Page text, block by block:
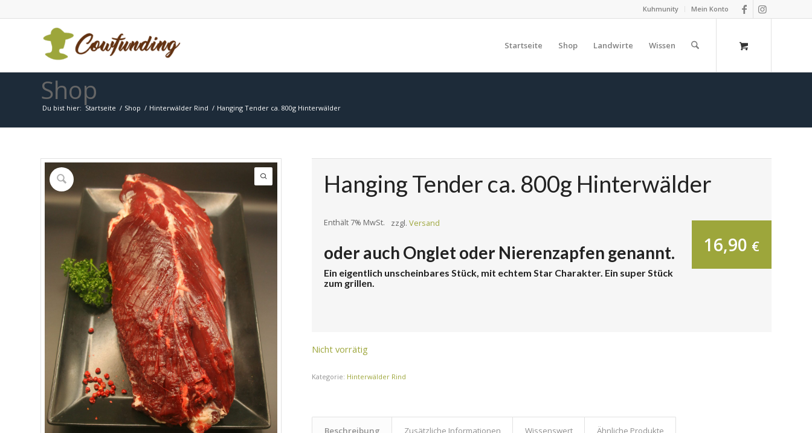
Kuhmunity Mein Konto
Startseite Shop Landwirte Wissen
Shop
Du bist hier: Startseite / Shop / Hinterwälder Rind / Hanging Tender ca. 800g Hinterwälder
Hanging Tender ca. 800g Hinterwälder
16,90 €
Enthält 7% MwSt. zzgl.Versand
oder auch Onglet oder Nierenzapfen genannt.
Ein eigentlich unscheinbares Stück, mit echtem Star Charakter. Ein super Stück
zum grillen.
Nicht vorrätig
Kategorie: Hinterwälder Rind
Beschreibung Zusätzliche Informationen Wissenswert Ähnliche Produkte